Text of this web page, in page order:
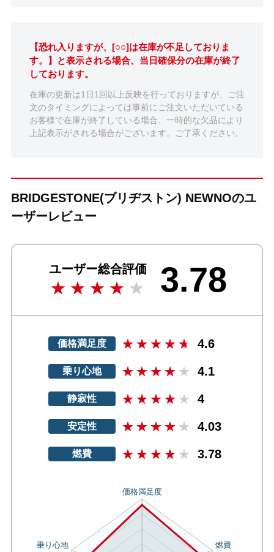
【恐れ入りますが、[○○]は在庫が不足しておりま
す。】と表示される場合、当日確保分の在庫が終了
しております。
在庫の更新は1日1回以上反映を行っておりますが、ご注
文のタイミングによっては事前にご注文いただいている
お客様で在庫が終了している場合、一時的な欠品により
上記表示がされる場合がございます。ご了承ください。
BRIDGESTONE(ブリヂストン) NEWNOのユ
ーザーレビュー
ユーザー総合評価 3.78
価格満足度 4.6
乗り心地 4.1
静寂性 4
安定性 4.03
燃費 3.78